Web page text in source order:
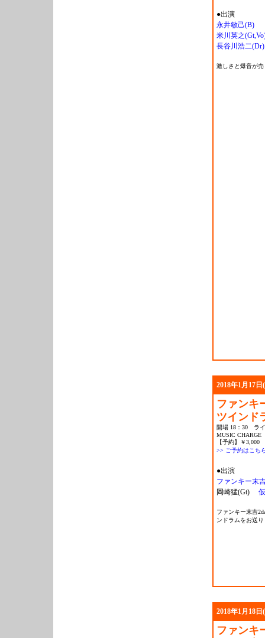
●出演
永井敏己(B)
米川英之
長谷川浩二(Dr)
激しさと爆音が
2018年1月17日
ファンキ
ツインド
開場 18：30 ラ
MUSIC CHARGE
【予約】￥
>> ご予約はこち
●出演
ファンキー末
岡崎猛(Gt)
ファンキー末吉
ンドラムをお送
2018年1月18日
ファンキ